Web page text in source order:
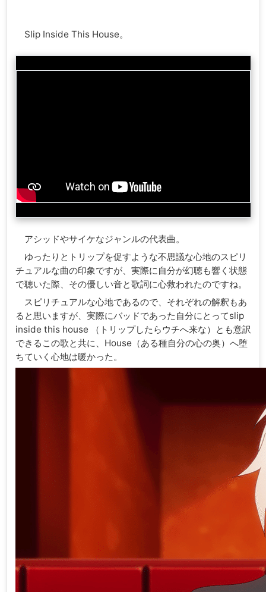
Slip Inside This House。
アシッドやサイケなジャンルの代表曲。
ゆったりとトリップを促すような不思議な心地のスピリ
チュアルな曲の印象ですが、実際に自分が幻聴も響く状態
で聴いた際、その優しい音と歌詞に心救われたのですね。
スピリチュアルな心地であるので、それぞれの解釈もあ
ると思いますが、実際にバッドであった自分にとってslip
inside this house （トリップしたらウチへ来な）とも意訳
できるこの歌と共に、House（ある種自分の心の奥）へ堕
ちていく心地は暖かった。